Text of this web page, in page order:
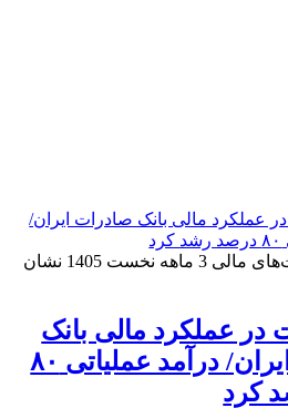
بررسی صورت‌های مالی 3 ماهه نخست 1405 نشان
در عملکرد مالی بانک
صادرات ایران/ درآمد عملیاتی ۸۰
کرد